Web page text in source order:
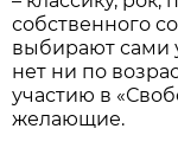
собственного
выбирают сами
нет ни по
участию в
желающие.